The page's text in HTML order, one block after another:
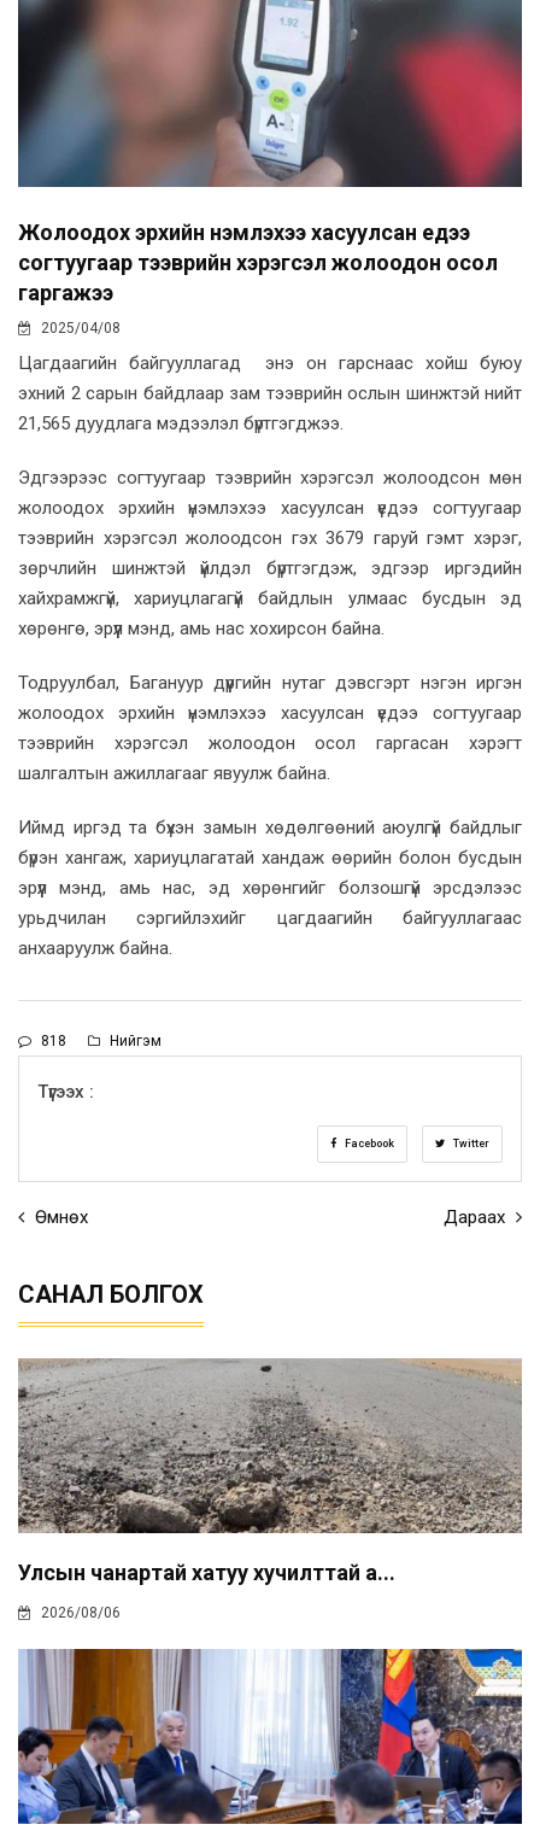
Жолоодох эрхийн үнэмлэхээ хасуулсан үедээ
согтуугаар тээврийн хэрэгсэл жолоодон осол
гаргажээ
2025/04/08
Цагдаагийн байгууллагад энэ он гарснаас хойш буюу
эхний 2 сарын байдлаар зам тээврийн ослын шинжтэй нийт
21,565 дуудлага мэдээлэл бүртгэгджээ.
Эдгээрээс согтуугаар тээврийн хэрэгсэл жолоодсон мөн
жолоодох эрхийн үнэмлэхээ хасуулсан үедээ согтуугаар
тээврийн хэрэгсэл жолоодсон гэх 3679 гаруй гэмт хэрэг,
зөрчлийн шинжтэй үйлдэл бүртгэгдэж, эдгээр иргэдийн
хайхрамжгүй, хариуцлагагүй байдлын улмаас бусдын эд
хөрөнгө, эрүүл мэнд, амь нас хохирсон байна.
Тодруулбал, Багануур дүүргийн нутаг дэвсгэрт нэгэн иргэн
жолоодох эрхийн үнэмлэхээ хасуулсан үедээ согтуугаар
тээврийн хэрэгсэл жолоодон осол гаргасан хэрэгт
шалгалтын ажиллагааг явуулж байна.
Иймд иргэд та бүхэн замын хөдөлгөөний аюулгүй байдлыг
бүрэн хангаж, хариуцлагатай хандаж өөрийн болон бусдын
эрүүл мэнд, амь нас, эд хөрөнгийг болзошгүй эрсдэлээс
урьдчилан сэргийлэхийг цагдаагийн байгууллагаас
анхааруулж байна.
818 Нийгэм
Түгээх :
Facebook Twitter
Өмнөх Дараах
САНАЛ БОЛГОХ
Улсын чанартай хатуу хучилттай а...
2026/08/06